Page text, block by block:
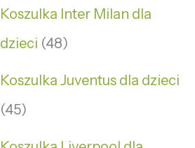
Koszulka Inter Milan dla
dzieci 48
Koszulka Juventus dla dzieci
45